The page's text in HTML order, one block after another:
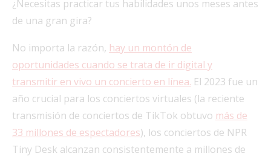
¿Necesitas practicar tus habilidades unos meses antes
de una gran gira?
No importa la razón, hay un montón de
oportunidades cuando se trata de ir digital y
transmitir en vivo un concierto en línea. El 2023 fue un
año crucial para los conciertos virtuales (la reciente
transmisión de conciertos de TikTok obtuvo más de
33 millones de espectadores), los conciertos de NPR
Tiny Desk alcanzan consistentemente a millones de